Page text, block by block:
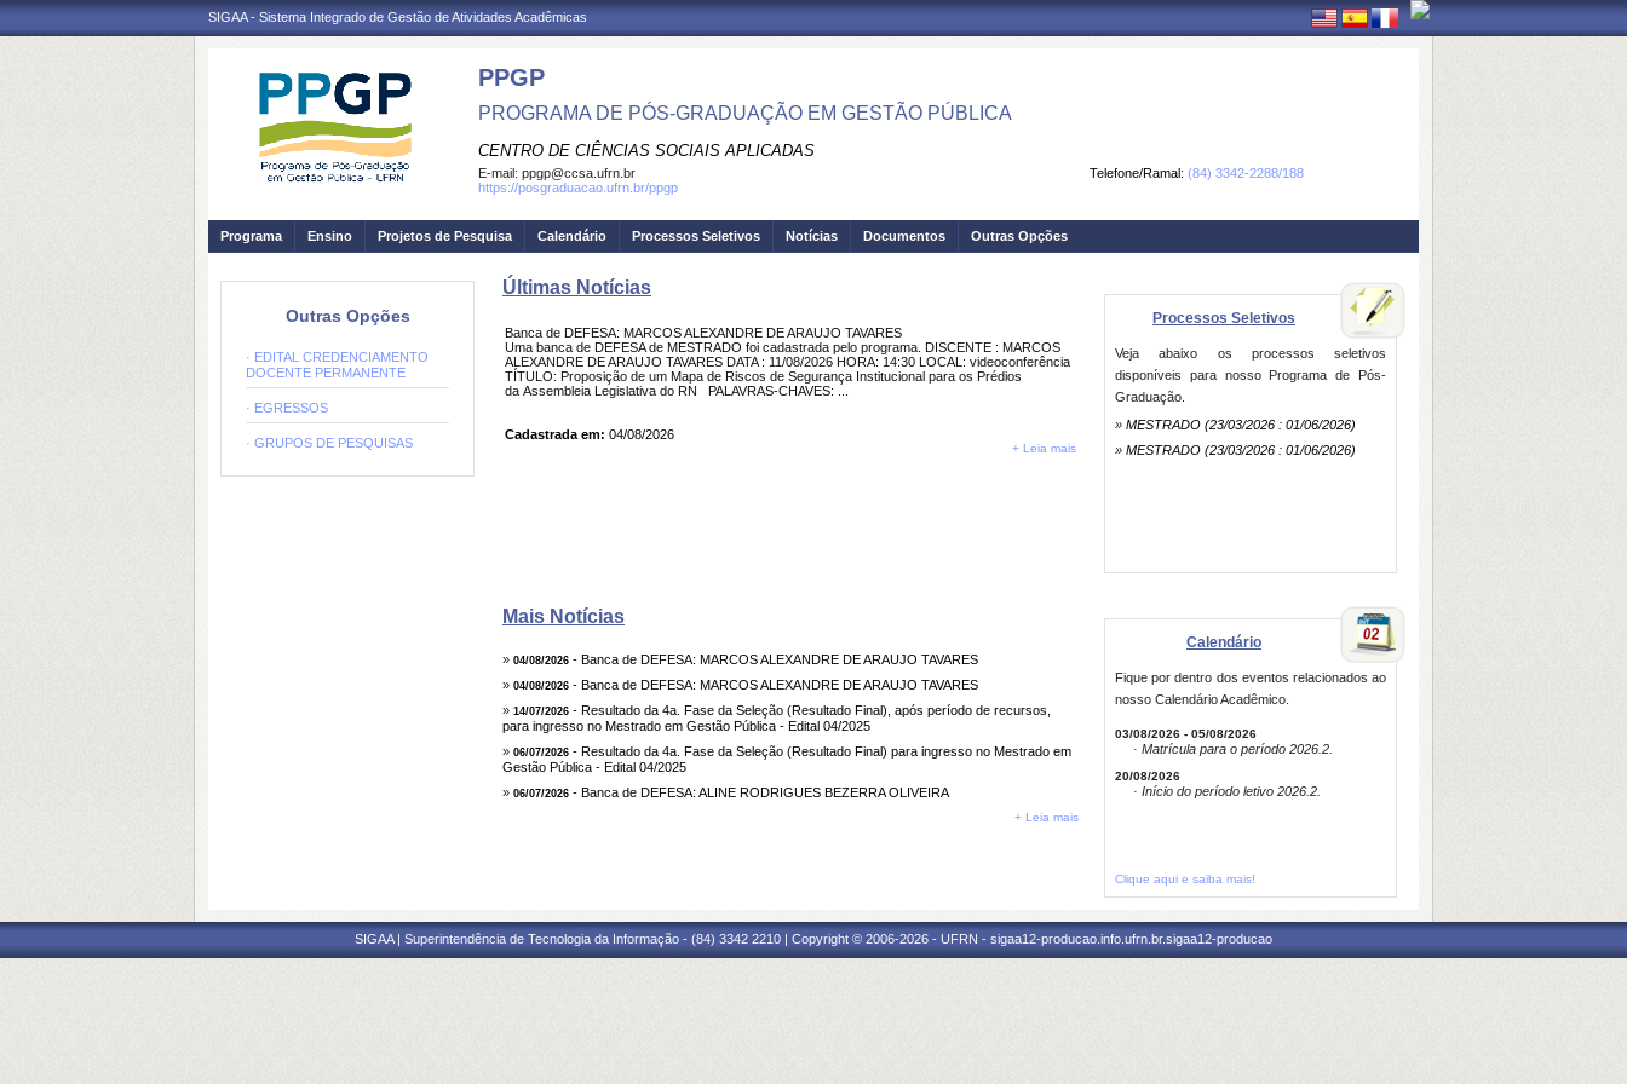
SIGAA - Sistema Integrado de Gestão de Atividades Acadêmicas
PPGP
PROGRAMA DE PÓS-GRADUAÇÃO EM GESTÃO PÚBLICA
CENTRO DE CIÊNCIAS SOCIAIS APLICADAS
Telefone/Ramal: (84) 3342-2288/188
E-mail: ppgp@ccsa.ufrn.br
https://posgraduacao.ufrn.br/ppgp
Programa Ensino Projetos de Pesquisa Calendário Processos Seletivos Notícias Documentos Outras Opções
Outras Opções
· EDITAL CREDENCIAMENTO
DOCENTE PERMANENTE
· EGRESSOS
· GRUPOS DE PESQUISAS
Últimas Notícias
Banca de DEFESA: MARCOS ALEXANDRE DE ARAUJO TAVARES
Uma banca de DEFESA de MESTRADO foi cadastrada pelo programa. DISCENTE : MARCOS
ALEXANDRE DE ARAUJO TAVARES DATA : 11/08/2026 HORA: 14:30 LOCAL: videoconferência
TÍTULO: Proposição de um Mapa de Riscos de Segurança Institucional para os Prédios
da Assembleia Legislativa do RN PALAVRAS-CHAVES: ...
Cadastrada em: 04/08/2026
+ Leia mais
Mais Notícias
» 04/08/2026 - Banca de DEFESA: MARCOS ALEXANDRE DE ARAUJO TAVARES
» 04/08/2026 - Banca de DEFESA: MARCOS ALEXANDRE DE ARAUJO TAVARES
» 14/07/2026 - Resultado da 4a. Fase da Seleção (Resultado Final), após período de recursos,
para ingresso no Mestrado em Gestão Pública - Edital 04/2025
» 06/07/2026 - Resultado da 4a. Fase da Seleção (Resultado Final) para ingresso no Mestrado em
Gestão Pública - Edital 04/2025
» 06/07/2026 - Banca de DEFESA: ALINE RODRIGUES BEZERRA OLIVEIRA
+ Leia mais
Processos Seletivos
Veja abaixo os processos seletivos
disponíveis para nosso Programa de Pós-
Graduação.
» MESTRADO (23/03/2026 : 01/06/2026)
» MESTRADO (23/03/2026 : 01/06/2026)
Calendário
Fique por dentro dos eventos relacionados ao
nosso Calendário Acadêmico.
03/08/2026 - 05/08/2026
· Matrícula para o período 2026.2.
20/08/2026
· Início do período letivo 2026.2.
Clique aqui e saiba mais!
SIGAA | Superintendência de Tecnologia da Informação - (84) 3342 2210 | Copyright © 2006-2026 - UFRN - sigaa12-producao.info.ufrn.br.sigaa12-producao